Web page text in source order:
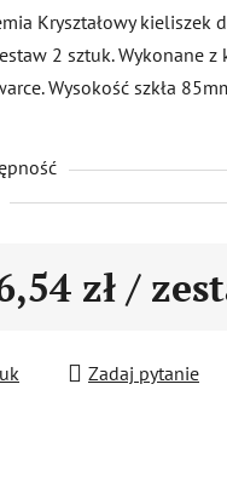
Kryształowy kieliszek
2 sztuk. Wykonane
Wysokość szkła
zł /
Zadaj pytanie